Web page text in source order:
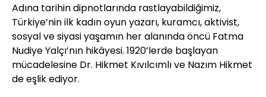
Adına tarihin dipnotlarında rastlayabildiğimiz,
Türkiye’nin ilk kadın oyun yazarı, kuramcı, aktivist,
sosyal ve siyasi yaşamın her alanında öncü Fatma
Nudiye Yalçı’nın hikâyesi. 1920’lerde başlayan
mücadelesine Dr. Hikmet Kıvılcımlı ve Nazım Hikmet
de eşlik ediyor.